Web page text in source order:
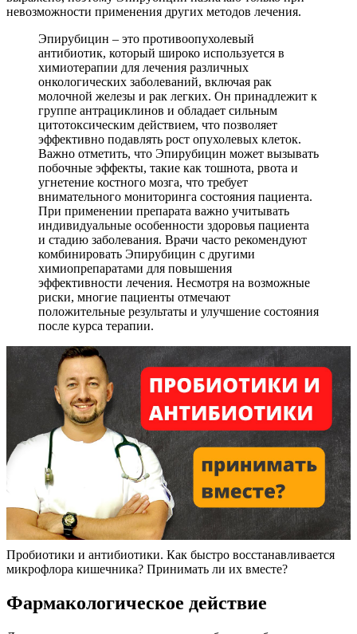
невозможности применения других методов лечения.
Эпирубицин – это противоопухолевый
антибиотик, который широко используется в
химиотерапии для лечения различных
онкологических заболеваний, включая рак
молочной железы и рак легких. Он принадлежит к
группе антрациклинов и обладает сильным
цитотоксическим действием, что позволяет
эффективно подавлять рост опухолевых клеток.
Важно отметить, что Эпирубицин может вызывать
побочные эффекты, такие как тошнота, рвота и
угнетение костного мозга, что требует
внимательного мониторинга состояния пациента.
При применении препарата важно учитывать
индивидуальные особенности здоровья пациента
и стадию заболевания. Врачи часто рекомендуют
комбинировать Эпирубицин с другими
химиопрепаратами для повышения
эффективности лечения. Несмотря на возможные
риски, многие пациенты отмечают
положительные результаты и улучшение состояния
после курса терапии.
Пробиотики и антибиотики. Как быстро восстанавливается
микрофлора кишечника? Принимать ли их вместе?
Фармакологическое действие